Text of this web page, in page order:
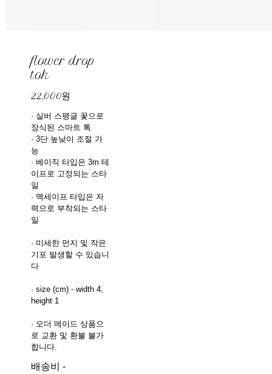
flower drop
tok
22,000원
· 실버 스팽글 꽃으로
장식된 스마트 톡
· 3단 높낮이 조절 가
능
· 베이직 타입은 3m 테
이프로 고정되는 스타
일
· 맥세이프 타입은 자
력으로 부착되는 스타
일
· 미세한 먼지 및 작은
기포 발생할 수 있습니
다
· size (cm) - width 4,
height 1
· 오더 메이드 상품으
로 교환 및 환불 불가
합니다.
배송비-